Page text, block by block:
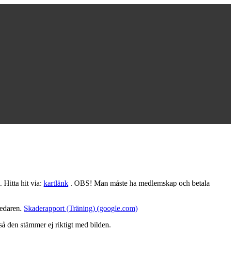
Hitta hit via: kartlänk . OBS! Man måste ha medlemskap och betala
Skaderapport (Träning) (google.com)
den stämmer ej riktigt med bilden.